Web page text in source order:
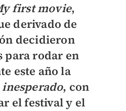
first movie,
derivado de
decidieron
para rodar en
este año la
inesperado, con
el festival y el